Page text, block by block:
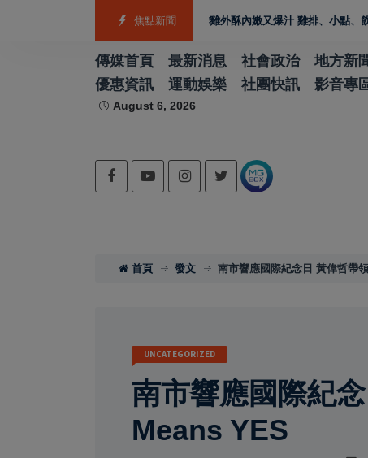
焦點新聞
雲林宵夜美食 北港人氣炸雞外酥內嫩又爆汁 雞排、小點、飲品自由搭配
傳媒首頁 最新消息 社會政治 地方新
優惠資訊
運動娛樂 社團快訊 影音專
August 6, 2026
首頁 發文 南市響應國際紀念日 黃偉哲帶
UNCATEGORIZED
南市響應國際紀
Means YES